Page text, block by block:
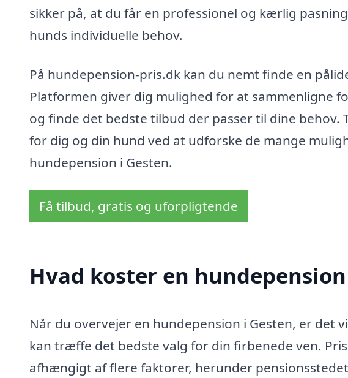
sikker på, at du får en professionel og kærlig
hunds individuelle behov.
På hundepension-pris.dk kan du nemt finde en
Platformen giver dig mulighed for at sammenligne
og finde det bedste tilbud der passer til dine behov.
for dig og din hund ved at udforske de mange
hundepension i Gesten.
Få tilbud, gratis og uforpligtende
Hvad koster en
Når du overvejer en hundepension i Gesten, er det
kan træffe det bedste valg for din firbenede ven.
afhængigt af flere faktorer, herunder